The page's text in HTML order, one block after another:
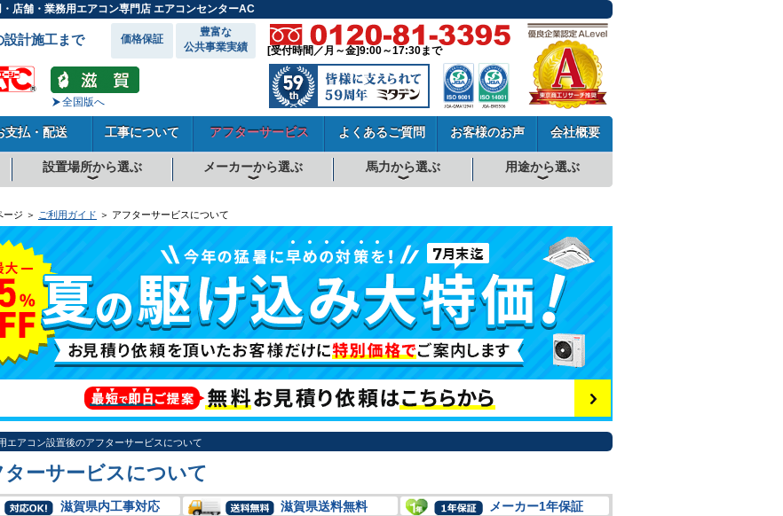
店舗・業務用エアコン専門店 エアコンセンターAC
設計施工まで 価格保証
豊富な
公共事業実績
全国版へ
[受付時間／月～金]9:00～17:30まで
支払・配送 工事について アフターサービス よくあるご質問 お客様のお声 会社概要
設置場所から選ぶ メーカーから選ぶ 馬力から選ぶ 用途から選ぶ
ージ ＞ ご利用ガイド ＞ アフターサービスについて
エアコン設置後のアフターサービスについて
ターサービスについて
滋賀県内工事対応 滋賀県送料無料 メーカー1年保証